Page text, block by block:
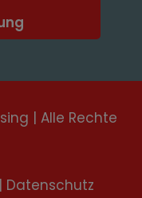
| Alle Rechte
| Datenschutz